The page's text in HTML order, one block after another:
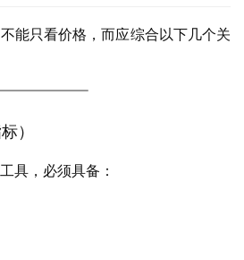
能只看价格，而应综合以下几个关
）
具，必须具备：